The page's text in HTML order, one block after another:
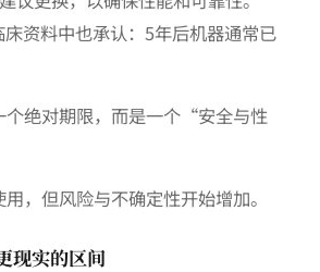
资料中也承认：5年后机器通常已
个绝对期限，而是一个“安全与性
，但风险与不确定性开始增加。
现实的区间